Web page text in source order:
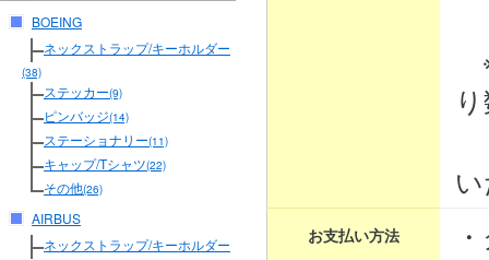
BOEING
ネックストラップ/キーホルダー
(38)
ステッカー(9)
ピンバッジ(14)
ステーショナリー(11)
キャップ/Tシャツ(22)
その他(26)
AIRBUS
ネックストラップ/キーホルダー
お支払い方法